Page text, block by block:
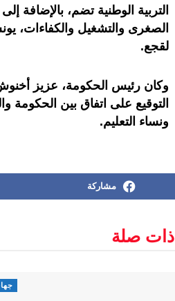
التربية الوطنية تضم، بالإضافة
الصغرى والتشغيل والكفاءات،
لقجع.
التوقيع على اتفاق بين الحكومة
ونساء التعليم.
مشاركة
ذات صلة